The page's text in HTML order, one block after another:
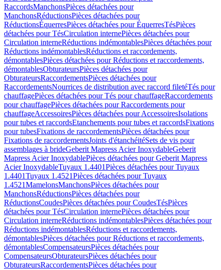
RaccordsManchonsPièces détachées pour
ManchonsRéductionsPièces détachées pour
RéductionsÉquerresPièces détachées pour ÉquerresTésPièces
détachées pour TésCirculation internePièces détachées pour
Circulation interneRéductions indémontablesPièces détachées pour
Réductions indémontablesRéductions et raccordements,
démontablesPièces détachées pour Réductions et raccordements,
démontablesObturateursPièces détachées pour
ObturateursRaccordementsPièces détachées pour
RaccordementsNourrices de distribution avec raccord filetéTés pour
chauffagePièces détachées pour Tés pour chauffageRaccordements
pour chauffagePièces détachées pour Raccordements pour
chauffageAccessoiresPièces détachées pour AccessoiresIsolations
pour tubes et raccordsEtanchements pour tubes et raccordsFixations
pour tubesFixations de raccordementsPièces détachées pour
Fixations de raccordementsJoints d'étanchéitéSets de vis pour
assemblages à brideGeberit Mapress Acier InoxydableGeberit
Mapress Acier InoxydablePièces détachées pour Geberit Mapress
Acier InoxydableTuyaux 1.4401Pièces détachées pour Tuyaux
1.4401Tuyaux 1.4521Pièces détachées pour Tuyaux
1.4521MamelonsManchonsPièces détachées pour
ManchonsRéductionsPièces détachées pour
RéductionsCoudesPièces détachées pour CoudesTésPièces
détachées pour TésCirculation internePièces détachées pour
Circulation interneRéductions indémontablesPièces détachées pour
Réductions indémontablesRéductions et raccordements,
démontablesPièces détachées pour Réductions et raccordements,
démontablesCompensateursPièces détachées pour
CompensateursObturateursPièces détachées pour
ObturateursRaccordementsPièces détachées pour